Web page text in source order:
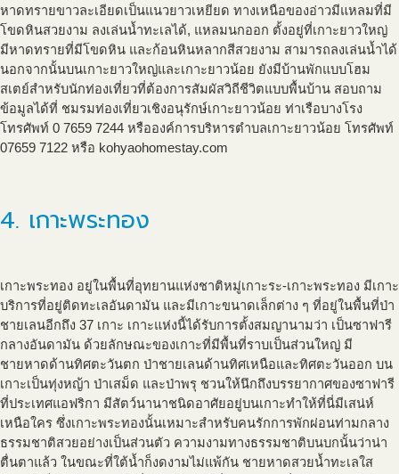
หาดทรายขาวละเอียดเป็นแนวยาวเหยียด ทางเหนือของอ่าวมีแหลมที่มี
โขดหินสวยงาม ลงเล่นน้ำทะเลได้, แหลมนกออก ตั้งอยู่ที่เกาะยาวใหญ่
มีหาดทรายที่มีโขดหิน และก้อนหินหลากสีสวยงาม สามารถลงเล่นน้ำได้
นอกจากนั้นบนเกาะยาวใหญ่และเกาะยาวน้อย ยังมีบ้านพักแบบโฮม
สเตย์สำหรับนักท่องเที่ยวที่ต้องการสัมผัสวิถีชีวิตแบบพื้นบ้าน สอบถาม
ข้อมูลได้ที่ ชมรมท่องเที่ยวเชิงอนุรักษ์เกาะยาวน้อย ท่าเรือบางโรง
โทรศัพท์ 0 7659 7244 หรือองค์การบริหารตำบลเกาะยาวน้อย โทรศัพท์
07659 7122 หรือ kohyaohomestay.com
4. เกาะพระทอง
เกาะพระทอง อยู่ในพื้นที่อุทยานแห่งชาติหมู่เกาะระ-เกาะพระทอง มีเกาะ
บริการที่อยู่ติดทะเลอันดามัน และมีเกาะขนาดเล็กต่าง ๆ ที่อยู่ในพื้นที่ป่า
ชายเลนอีกถึง 37 เกาะ เกาะแห่งนี้ได้รับการตั้งสมญานามว่า เป็นซาฟารี
กลางอันดามัน ด้วยลักษณะของเกาะที่มีพื้นที่ราบเป็นส่วนใหญ่ มี
ชายหาดด้านทิศตะวันตก ป่าชายเลนด้านทิศเหนือและทิศตะวันออก บน
เกาะเป็นทุ่งหญ้า ป่าเสม็ด และป่าพรุ ชวนให้นึกถึงบรรยากาศของซาฟารี
ที่ประเทศแอฟริกา มีสัตว์นานาชนิดอาศัยอยู่บนเกาะทำให้ที่นี่มีเสน่ห์
เหนือใคร ซึ่งเกาะพระทองนั้นเหมาะสำหรับคนรักการพักผ่อนท่ามกลาง
ธรรมชาติสวยอย่างเป็นส่วนตัว ความงามทางธรรมชาติบนบกนั้นว่าน่า
ตื่นตาแล้ว ในขณะที่ใต้น้ำก็งดงามไม่แพ้กัน ชายหาดสวยน้ำทะเลใส